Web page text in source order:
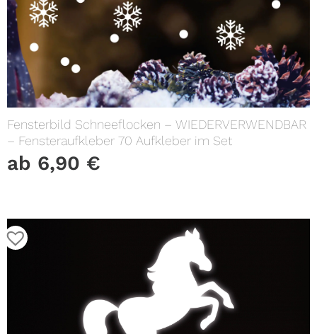
Fensterbild Schneeflocken – WIEDERVERWENDBAR
– Fensteraufkleber 70 Aufkleber im Set
ab 6,90 €